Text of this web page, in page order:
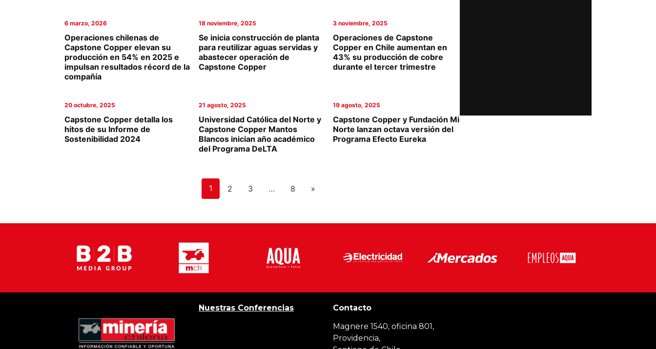
6 marzo, 2026
Operaciones chilenas de
Capstone Copper elevan su
producción en 54% en 2025 e
impulsan resultados récord de la
compañía
18 noviembre, 2025
Se inicia construcción de planta
para reutilizar aguas servidas y
abastecer operación de
Capstone Copper
3 noviembre, 2025
Operaciones de Capstone
Copper en Chile aumentan en
43% su producción de cobre
durante el tercer trimestre
20 octubre, 2025
Capstone Copper detalla los
hitos de su Informe de
Sostenibilidad 2024
21 agosto, 2025
Universidad Católica del Norte y
Capstone Copper Mantos
Blancos inician año académico
del Programa DeLTA
19 agosto, 2025
Capstone Copper y Fundación Mi
Norte lanzan octava versión del
Programa Efecto Eureka
1 2 3 … 8 »
Nuestras Conferencias Contacto
Magnere 1540, oficina 801,
Providencia,